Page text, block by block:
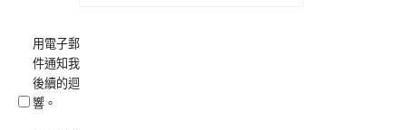
用電子郵
件通知我
後續的迴
響。